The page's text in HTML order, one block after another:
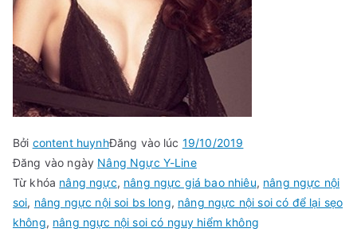
Bởi content huynhĐăng vào lúc 19/10/2019
Đăng vào ngày Nâng Ngực Y-Line
Từ khóa nâng ngực, nâng ngực giá bao nhiêu, nâng ngực nội
soi, nâng ngực nội soi bs long, nâng ngực nội soi có để lại sẹo
không, nâng ngực nội soi có nguy hiểm không